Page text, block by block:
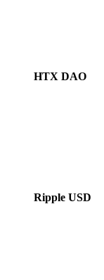
HTX DAO
Ripple USD